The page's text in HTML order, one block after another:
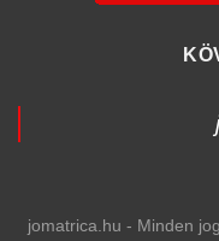
jomatrica.hu - Minden